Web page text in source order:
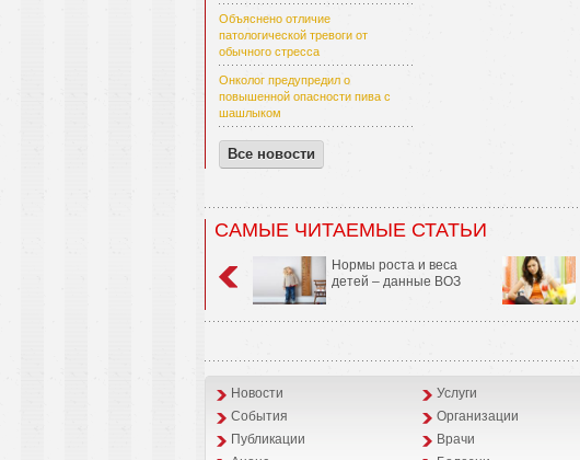
Объяснено отличие
патологической тревоги от
обычного стресса
Онколог предупредил о
повышенной опасности пива с
шашлыком
Все новости
САМЫЕ ЧИТАЕМЫЕ СТАТЬИ
Нормы роста и веса
детей – данные ВОЗ
Новости Услуги
События
Организации
Публикации
Врачи